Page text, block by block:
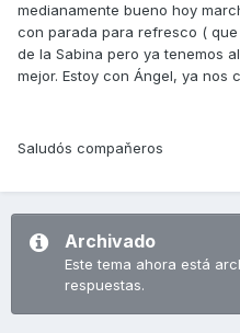
medianamente bueno hoy
con parada para refresco (
de la Sabina pero ya tenemos
mejor. Estoy con Ángel, ya nos
Saludós compaňeros
Archivado
Este tema ahora está
respuestas.